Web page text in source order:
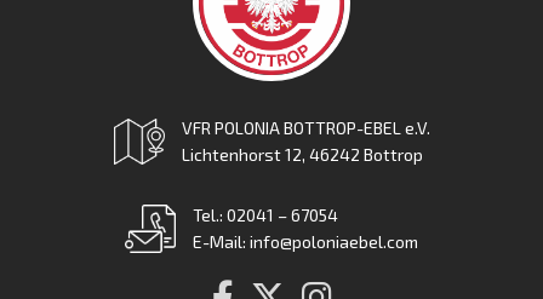
VFR POLONIA BOTTROP-EBEL e.V.
Lichtenhorst 12, 46242 Bottrop
Tel.: 02041 – 67054
E-Mail: info@poloniaebel.com